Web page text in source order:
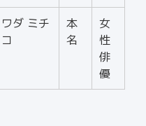
ワダ ミチ
コ
本
名
女
性
俳
優